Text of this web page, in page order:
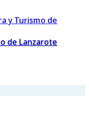
de Lanzarote